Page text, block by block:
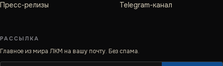
Пресс-релизы
Telegram-канал
РАССЫЛКА
Главное из мира ЛКМ на вашу почту. Без спама.